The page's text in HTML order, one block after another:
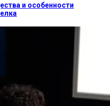
и особенности